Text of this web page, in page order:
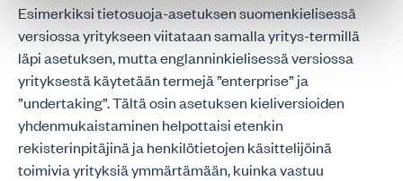
Esimerkiksi tietosuoja-asetuksen suomenkielisessä
versiossa yritykseen viitataan samalla yritys-termillä
läpi asetuksen, mutta englanninkielisessä versiossa
yrityksestä käytetään termejä ”enterprise” ja
”undertaking”. Tältä osin asetuksen kieliversioiden
yhdenmukaistaminen helpottaisi etenkin
rekisterinpitäjinä ja henkilötietojen käsittelijöinä
toimivia yrityksiä ymmärtämään, kuinka vastuu